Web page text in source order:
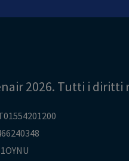
2026. Tutti i diritti